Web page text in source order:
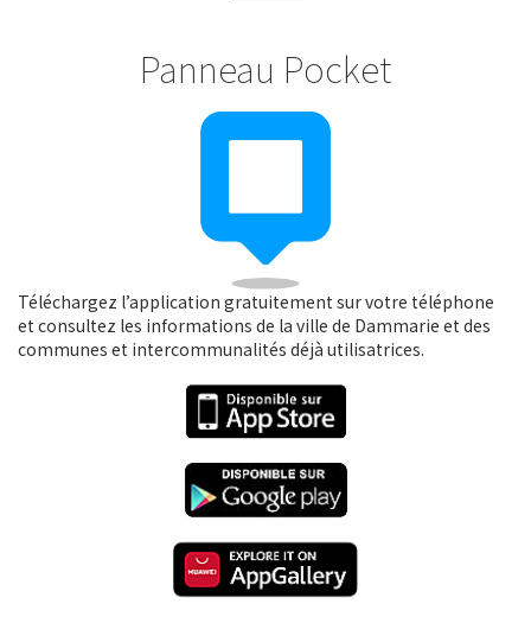
Panneau Pocket
Téléchargez l’application gratuitement sur votre téléphone
et consultez les informations de la ville de Dammarie et des
communes et intercommunalités déjà utilisatrices.